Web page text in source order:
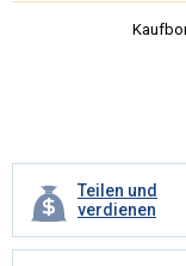
Teilen und
verdienen